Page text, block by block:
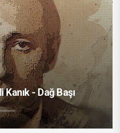
Kanık - Dağ Başı